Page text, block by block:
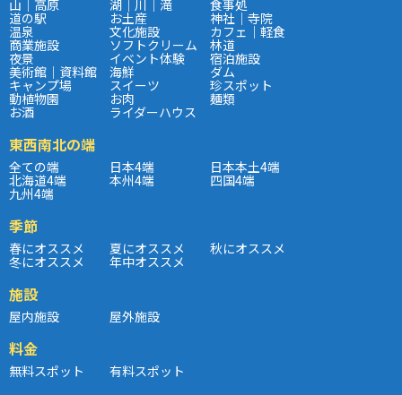
山｜高原 湖｜川｜滝 食事処
道の駅 お土産 神社｜寺院
温泉 文化施設 カフェ｜軽食
商業施設 ソフトクリーム 林道
夜景 イベント体験 宿泊施設
美術館｜資料館 海鮮 ダム
キャンプ場 スイーツ 珍スポット
動植物園 お肉 麺類
お酒 ライダーハウス
東西南北の端
全ての端 日本4端 日本本土4端
北海道4端 本州4端 四国4端
九州4端
季節
春にオススメ 夏にオススメ 秋にオススメ
冬にオススメ 年中オススメ
施設
屋内施設 屋外施設
料金
無料スポット 有料スポット